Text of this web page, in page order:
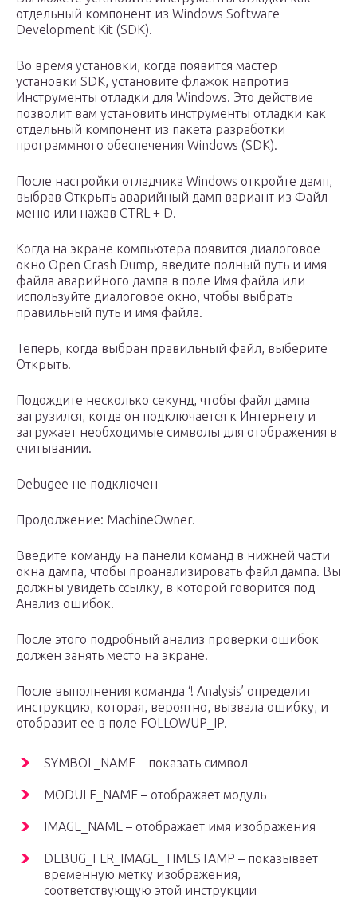
отдельный компонент из Windows Software
Development Kit (SDK).
Во время установки, когда появится мастер
установки SDK, установите флажок напротив
Инструменты отладки для Windows. Это действие
позволит вам установить инструменты отладки как
отдельный компонент из пакета разработки
программного обеспечения Windows (SDK).
После настройки отладчика Windows откройте дамп,
выбрав Открыть аварийный дамп вариант из Файл
меню или нажав CTRL + D.
Когда на экране компьютера появится диалоговое
окно Open Crash Dump, введите полный путь и имя
файла аварийного дампа в поле Имя файла или
используйте диалоговое окно, чтобы выбрать
правильный путь и имя файла.
Теперь, когда выбран правильный файл, выберите
Открыть.
Подождите несколько секунд, чтобы файл дампа
загрузился, когда он подключается к Интернету и
загружает необходимые символы для отображения в
считывании.
Debugee не подключен
Продолжение: MachineOwner.
Введите команду на панели команд в нижней части
окна дампа, чтобы проанализировать файл дампа. Вы
должны увидеть ссылку, в которой говорится под
Анализ ошибок.
После этого подробный анализ проверки ошибок
должен занять место на экране.
После выполнения команда ‘! Analysis’ определит
инструкцию, которая, вероятно, вызвала ошибку, и
отобразит ее в поле FOLLOWUP_IP.
SYMBOL_NAME – показать символ
MODULE_NAME – отображает модуль
IMAGE_NAME – отображает имя изображения
DEBUG_FLR_IMAGE_TIMESTAMP – показывает
временную метку изображения,
соответствующую этой инструкции